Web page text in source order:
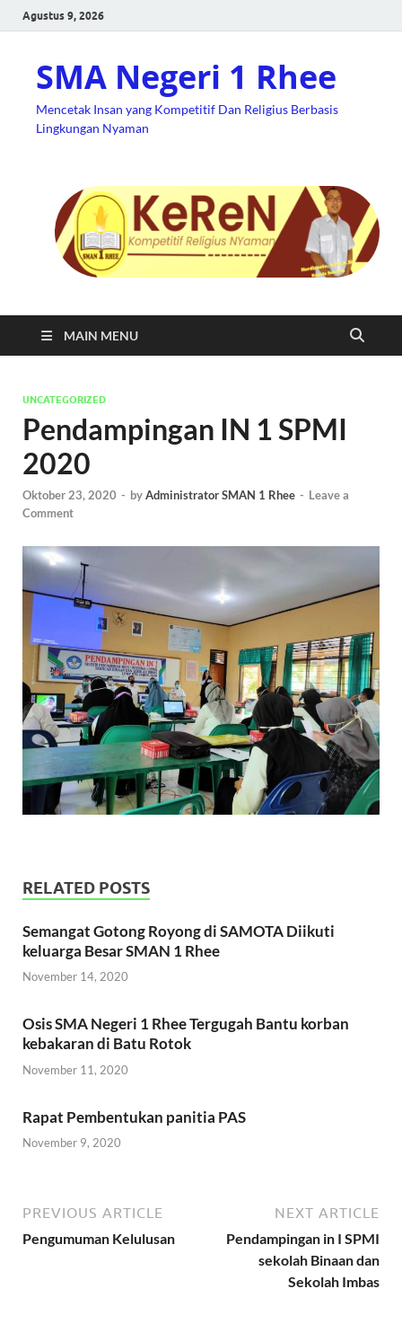
Agustus 9, 2026
SMA Negeri 1 Rhee
Mencetak Insan yang Kompetitif Dan Religius Berbasis
Lingkungan Nyaman
MAIN MENU
UNCATEGORIZED
Pendampingan IN 1 SPMI
2020
Oktober 23, 2020 - byAdministrator SMAN 1 Rhee - Leave a
Comment
RELATED POSTS
Semangat Gotong Royong di SAMOTA Diikuti
keluarga Besar SMAN 1 Rhee
November 14, 2020
Osis SMA Negeri 1 Rhee Tergugah Bantu korban
kebakaran di Batu Rotok
November 11, 2020
Rapat Pembentukan panitia PAS
November 9, 2020
PREVIOUS ARTICLE
Pengumuman Kelulusan
NEXT ARTICLE
Pendampingan in I SPMI
sekolah Binaan dan
Sekolah Imbas